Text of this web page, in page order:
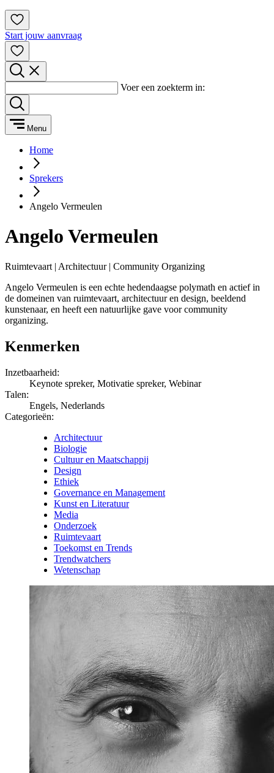
Start jouw aanvraag
Voer een zoekterm in:
Menu
Home
Sprekers
Angelo Vermeulen
Angelo Vermeulen
Ruimtevaart | Architectuur | Community Organizing
Angelo Vermeulen is een echte hedendaagse polymath en actief in
de domeinen van ruimtevaart, architectuur en design, beeldend
kunstenaar, en heeft een natuurlijke gave voor community
organizing.
Kenmerken
Inzetbaarheid:
Keynote spreker, Motivatie spreker, Webinar
Talen:
Engels, Nederlands
Categorieën:
Architectuur
Biologie
Cultuur en Maatschappij
Design
Ethiek
Governance en Management
Kunst en Literatuur
Media
Onderzoek
Ruimtevaart
Toekomst en Trends
Trendwatchers
Wetenschap